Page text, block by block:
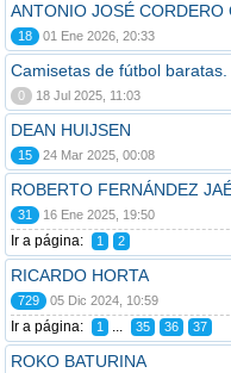
ANTONIO JOSÉ
18 01 Ene 2026, 20:33
Camisetas de fútbol
0 18 Jul 2025, 11:03
DEAN HUIJSEN
15 24 Mar 2025, 00:08
ROBERTO FERNÁNDEZ
31 16 Ene 2025, 19:50
Ir a página: 1 2
RICARDO HORTA
729 05 Dic 2024, 10:59
Ir a página: 1 ... 35 36 37
ROKO BATURINA